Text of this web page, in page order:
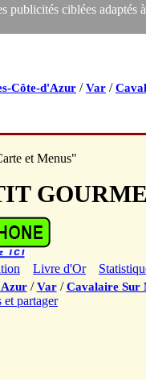
ciblées adaptés
Côte-d'Azur /Var /
et Menus"
Livre d'Or
/Var/Cavalaire Sur